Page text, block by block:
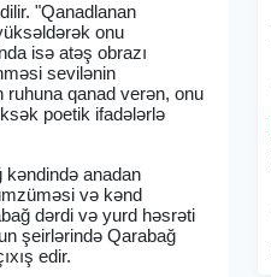
"Qanadlanan
onu
isə atəş obrazı
sevilənin
ruhuna qanad verən, onu
poetik ifadələrlə
anadan
və kənd
dərdi və yurd həsrəti
şeirlərində Qarabağ
edir.